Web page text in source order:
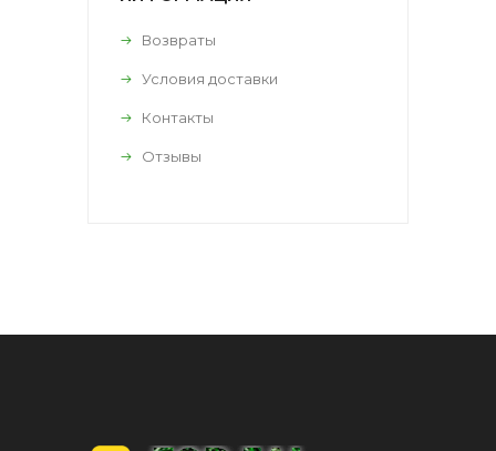
Возвраты
Условия доставки
Контакты
Отзывы